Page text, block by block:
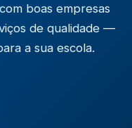
boas empresas
de qualidade —
a sua escola.